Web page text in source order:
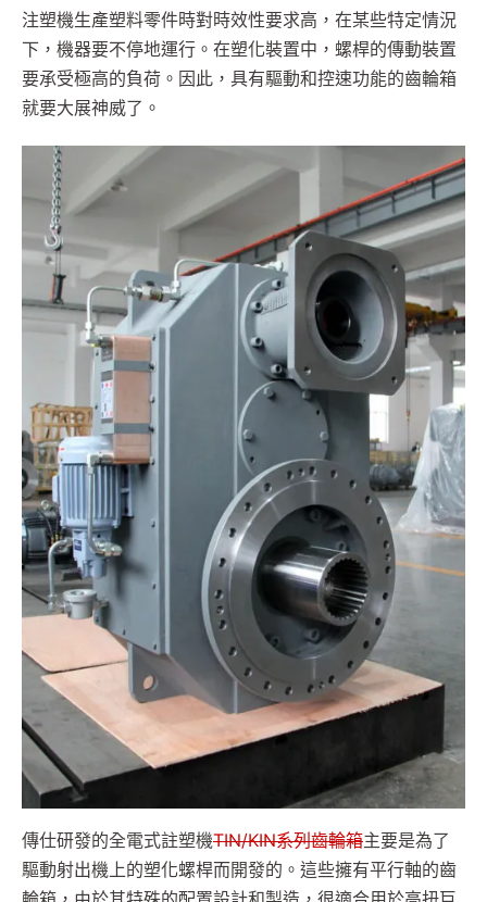
注塑機生產塑料零件時對時效性要求高，在某些特定情況
下，機器要不停地運行。在塑化裝置中，螺桿的傳動裝置
要承受極高的負荷。因此，具有驅動和控速功能的齒輪箱
就要大展神威了。
傳仕研發的全電式註塑機TIN/KIN系列齒輪箱主要是為了
驅動射出機上的塑化螺桿而開發的。這些擁有平行軸的齒